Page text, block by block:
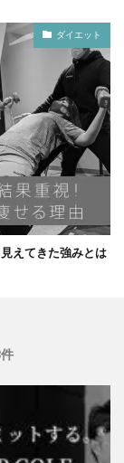
ダイエット
えてきた強みとは